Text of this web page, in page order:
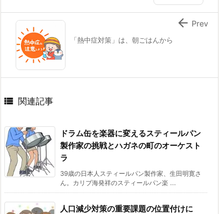
「熱中症対策」は、朝ごはんから
 Prev
 関連記事
ドラム缶を楽器に変えるスティールパン
製作家の挑戦とハガネの町のオーケスト
ラ
39歳の日本人スティールパン製作家、生田明寛さ
ん。カリブ海発祥のスティールパン楽 ...
人口減少対策の重要課題の位置付けに